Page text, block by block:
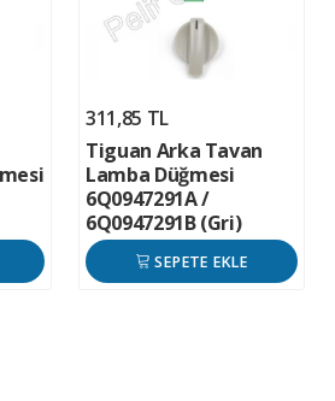
311,85 TL
Tiguan Arka Tavan
Lamba Düğmesi
6Q0947291A /
6Q0947291B (Gri)
SEPETE EKLE